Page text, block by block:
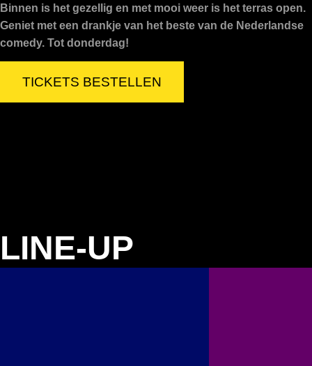
Binnen is het gezellig en met mooi weer is het terras open.
Geniet met een drankje van het beste van de Nederlandse
comedy. Tot donderdag!
TICKETS BESTELLEN
LINE-UP